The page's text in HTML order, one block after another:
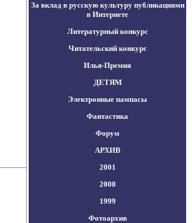
За вклад в русскую культуру публикациями
в Интернете
Литературный конкурс
Читательский конкурс
Илья-Премия
ДЕТЯМ
Электронные пампасы
Фантастика
Форум
АРХИВ
2001
2000
1999
Фотоархив